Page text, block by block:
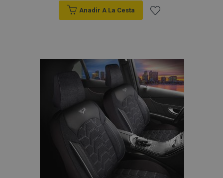
Anadir A La Cesta
Lista
de
Deseos